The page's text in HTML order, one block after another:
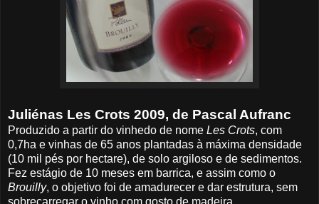
Juliénas Les Crots 2009, de Pascal Aufranc
Produzido a partir do vinhedo de nome Les Crots, com
0,7ha e vinhas de 65 anos plantadas à máxima densidade
(10 mil pés por hectare), de solo argiloso e de sedimentos.
Fez estágio de 10 meses em barrica, e assim como o
Brouilly, o objetivo foi de amadurecer e dar estrutura, sem
sobrecarregar o vinho com gosto de madeira.